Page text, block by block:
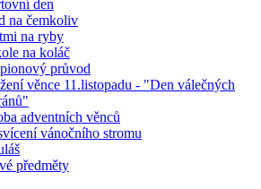
den
na čemkoliv
na ryby
na koláč
průvod
věnce 11.listopadu - "Den válečných
adventních věnců
vánočního stromu
předměty